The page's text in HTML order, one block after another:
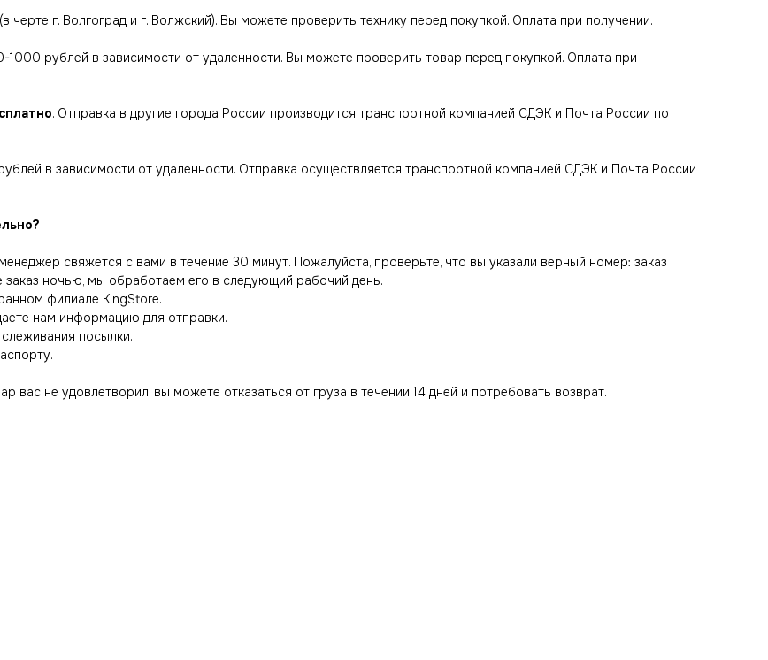
(в черте г. Волгоград и г. Волжский). Вы можете проверить технику перед покупкой. Оплата при получении.
1000 рублей в зависимости от удаленности. Вы можете проверить товар перед покупкой. Оплата при
. Отправка в другие города России производится транспортной компанией СДЭК и Почта России по
в зависимости от удаленности. Отправка осуществляется транспортной компанией СДЭК и Почта России
свяжется с вами в течение 30 минут. Пожалуйста, проверьте, что вы указали верный номер: заказ
ночью, мы обработаем его в следующий рабочий день.
филиале KingStore.
нам информацию для отправки.
посылки.
вас не удовлетворил, вы можете отказаться от груза в течении 14 дней и потребовать возврат.